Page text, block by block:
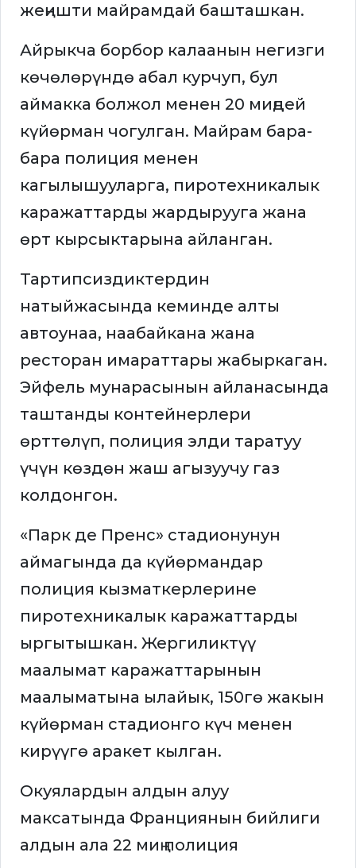
жеңишти майрамдай башташкан.
Айрыкча борбор калаанын негизги
көчөлөрүндө абал курчуп, бул
аймакка болжол менен 20 миңдей
күйөрман чогулган. Майрам бара-
бара полиция менен
кагылышууларга, пиротехникалык
каражаттарды жардырууга жана
өрт кырсыктарына айланган.
Тартипсиздиктердин
натыйжасында кеминде алты
автоунаа, наабайкана жана
ресторан имараттары жабыркаган.
Эйфель мунарасынын айланасында
таштанды контейнерлери
өрттөлүп, полиция элди таратуу
үчүн көздөн жаш агызуучу газ
колдонгон.
«Парк де Пренс» стадионунун
аймагында да күйөрмандар
полиция кызматкерлерине
пиротехникалык каражаттарды
ыргытышкан. Жергиликтүү
маалымат каражаттарынын
маалыматына ылайык, 150гө жакын
күйөрман стадионго күч менен
кирүүгө аракет кылган.
Окуялардын алдын алуу
максатында Франциянын бийлиги
алдын ала 22 миң полиция